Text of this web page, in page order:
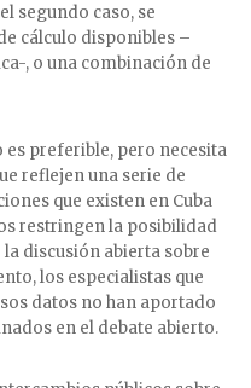
segundo caso, se
cálculo disponibles –
, o una combinación de
es preferible, pero necesita
reflejen una serie de
que existen en Cuba
restringen la posibilidad
discusión abierta sobre
los especialistas que
datos no han aportado
en el debate abierto.